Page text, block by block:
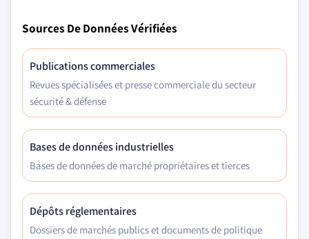
Sources De Données Vérifiées
Publications commerciales
Revues spécialisées et presse commerciale du secteur
sécurité & défense
Bases de données industrielles
Bases de données de marché propriétaires et tierces
Dépôts réglementaires
Dossiers de marchés publics et documents de politique